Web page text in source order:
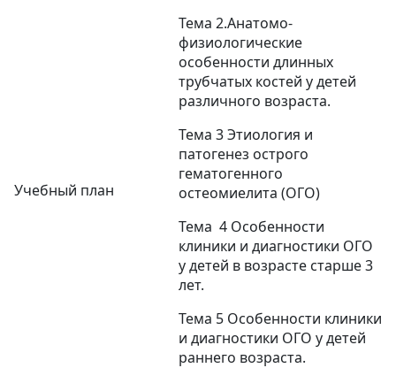
Учебный план
Тема 2.Анатомо-
физиологические
особенности длинных
трубчатых костей у детей
различного возраста.
Тема 3 Этиология и
патогенез острого
гематогенного
остеомиелита (ОГО)
Тема 4 Особенности
клиники и диагностики ОГО
у детей в возрасте старше 3
лет.
Тема 5 Особенности клиники
и диагностики ОГО у детей
раннего возраста.